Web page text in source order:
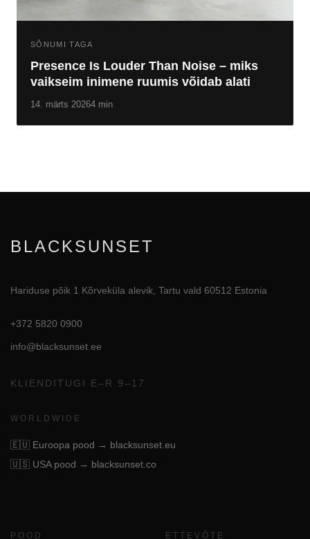
SÕNUMI TAGA
Presence Is Louder Than Noise – miks
vaikseim inimene ruumis võidab alati
14. märts 20264 min
BLACKSUNSET
Hariduse põik 1 Kõrveküla alevik, Tartu vald 60512 Estonia
+372 5820 0900
info@blacksunset.ee
KLIENDITUGI E–R 9–17
WORLDWIDE
🇪🇺 Euroopa pood → blacksunset.eu
🇺🇸 USA pood → blacksunset.co
POOD ETTEVÕTE